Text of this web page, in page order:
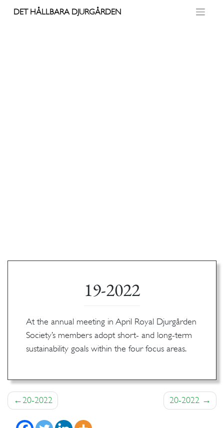
DET HÅLLBARA DJURGÅRDEN
19-2022
At the annual meeting in April Royal Djurgården
Society’s members adopt short- and long-term
sustainability goals within the four focus areas.
Inläggsnavigering
20-2022 20-2022